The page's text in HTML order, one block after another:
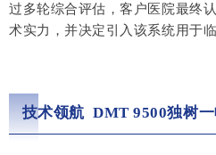
过多轮综合评估，客户医院最终
术实力，并决定引入该系统用于临
技术领航 DMT 9500独树